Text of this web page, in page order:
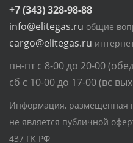
+7 (343) 328-98-88
info@elitegas.ru общие
cargo@elitegas.ru
пн-пт с 8-00 до 20-00
сб с 10-00 до 17-00 (вс
Информация, размещенная
не является публичной
437 ГК РФ